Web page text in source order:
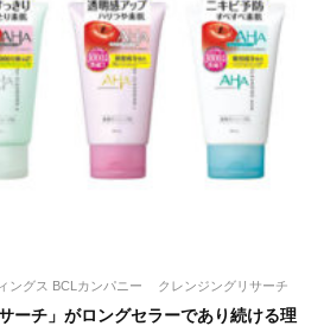
ングス BCLカンパニー クレンジングリサーチ
ーチ」がロングセラーであり続ける理